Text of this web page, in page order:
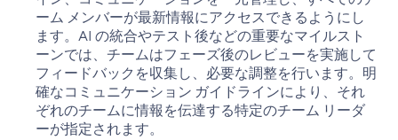
ーム メンバーが最新情報にアクセスできるようにし
ます。AI の統合やテスト後などの重要なマイルスト
ーンでは、チームはフェーズ後のレビューを実施して
フィードバックを収集し、必要な調整を行います。明
確なコミュニケーション ガイドラインにより、それ
ぞれのチームに情報を伝達する特定のチーム リーダ
ーが指定されます。